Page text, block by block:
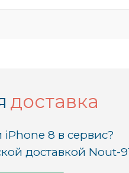
доставка
8 в сервис?
доставкой Nout-